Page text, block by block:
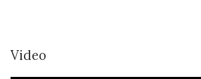
Video